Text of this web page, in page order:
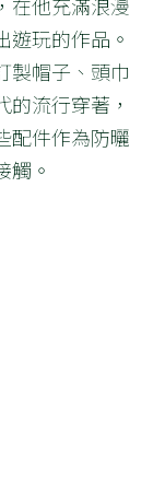
在他充滿浪漫
玩的作品。
製帽子、頭巾
流行穿著，
配件作為防曬
觸。